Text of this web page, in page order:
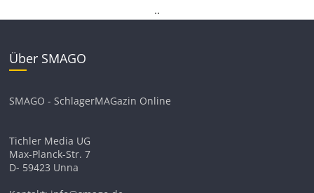
..
Über SMAGO
SMAGO - SchlagerMAGazin Online
Tichler Media UG
Max-Planck-Str. 7
D- 59423 Unna